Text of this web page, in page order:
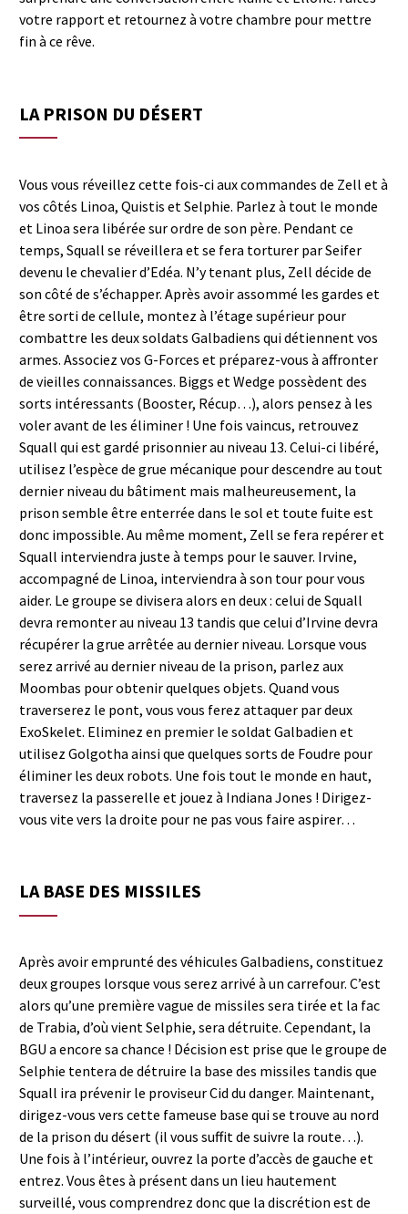
votre rapport et retournez à votre chambre pour mettre
fin à ce rêve.
LA PRISON DU DÉSERT
Vous vous réveillez cette fois-ci aux commandes de Zell et à
vos côtés Linoa, Quistis et Selphie. Parlez à tout le monde
et Linoa sera libérée sur ordre de son père. Pendant ce
temps, Squall se réveillera et se fera torturer par Seifer
devenu le chevalier d’Edéa. N’y tenant plus, Zell décide de
son côté de s’échapper. Après avoir assommé les gardes et
être sorti de cellule, montez à l’étage supérieur pour
combattre les deux soldats Galbadiens qui détiennent vos
armes. Associez vos G-Forces et préparez-vous à affronter
de vieilles connaissances. Biggs et Wedge possèdent des
sorts intéressants (Booster, Récup…), alors pensez à les
voler avant de les éliminer ! Une fois vaincus, retrouvez
Squall qui est gardé prisonnier au niveau 13. Celui-ci libéré,
utilisez l’espèce de grue mécanique pour descendre au tout
dernier niveau du bâtiment mais malheureusement, la
prison semble être enterrée dans le sol et toute fuite est
donc impossible. Au même moment, Zell se fera repérer et
Squall interviendra juste à temps pour le sauver. Irvine,
accompagné de Linoa, interviendra à son tour pour vous
aider. Le groupe se divisera alors en deux : celui de Squall
devra remonter au niveau 13 tandis que celui d’Irvine devra
récupérer la grue arrêtée au dernier niveau. Lorsque vous
serez arrivé au dernier niveau de la prison, parlez aux
Moombas pour obtenir quelques objets. Quand vous
traverserez le pont, vous vous ferez attaquer par deux
ExoSkelet. Eliminez en premier le soldat Galbadien et
utilisez Golgotha ainsi que quelques sorts de Foudre pour
éliminer les deux robots. Une fois tout le monde en haut,
traversez la passerelle et jouez à Indiana Jones ! Dirigez-
vous vite vers la droite pour ne pas vous faire aspirer…
LA BASE DES MISSILES
Après avoir emprunté des véhicules Galbadiens, constituez
deux groupes lorsque vous serez arrivé à un carrefour. C’est
alors qu’une première vague de missiles sera tirée et la fac
de Trabia, d’où vient Selphie, sera détruite. Cependant, la
BGU a encore sa chance ! Décision est prise que le groupe de
Selphie tentera de détruire la base des missiles tandis que
Squall ira prévenir le proviseur Cid du danger. Maintenant,
dirigez-vous vers cette fameuse base qui se trouve au nord
de la prison du désert (il vous suffit de suivre la route…).
Une fois à l’intérieur, ouvrez la porte d’accès de gauche et
entrez. Vous êtes à présent dans un lieu hautement
surveillé, vous comprendrez donc que la discrétion est de